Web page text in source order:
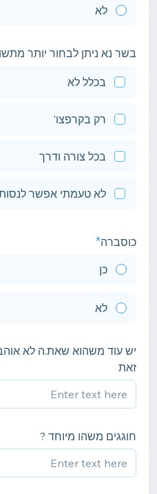
לא
בשר נא ניתן לבחור יותר
בכלל לא
רק בקרפצו'
בכל צורה ודרך
לא טעמתי אפשר
כוסברה
כן
לא
יש עוד משהוא שאת.ה לא
זאת
חוגגים משהו מיוחד ?